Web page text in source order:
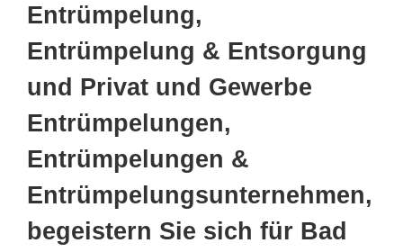
Entrümpelung,
Entrümpelung & Entsorgung
und Privat und Gewerbe
Entrümpelungen,
Entrümpelungen &
Entrümpelungsunternehmen,
begeistern Sie sich für Bad